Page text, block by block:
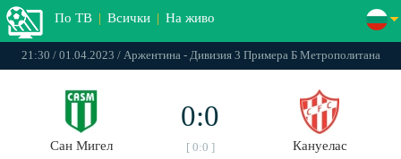
По ТВ | Всички | На живо
21:30 / 01.04.2023 / Аржентина - Дивизия 3 Примера Б Метрополитана
Сан Мигел
0:0
[ 0:0 ] Кануелас